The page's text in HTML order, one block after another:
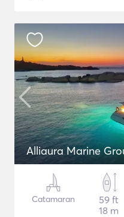
Alliaura Marine
Catamaran
59 ft
18 m